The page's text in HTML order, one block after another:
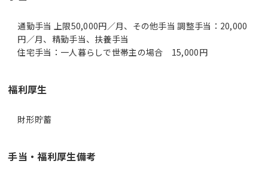
通勤手当 上限50,000円／月、その他手当 調整手当：20,000
円／月、精勤手当、扶養手当
住宅手当：一人暮らしで世帯主の場合 15,000円
福利厚生
財形貯蓄
手当・福利厚生備考